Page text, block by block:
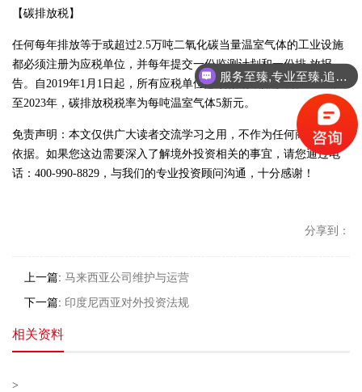
【碳排放税】
任何每年排放等于或超过2.5万吨二氧化碳当量温室气体的工业设施
都必须注册为应税单位，并每年提交一份监测计划和一份排 放报
告。自2019年1月1日起，所有应税单位必须缴纳碳排放税。2019年
至2023年，碳排放税税率为每吨温室气体5新元。
免责声明：本文仅供广大读者交流学习之用，不作为任何商业投资
依据。如果您这边需要深入了解境外投资相关的事宜，请您通过电
话：400-990-8829，与我们的专业投资顾问沟通，十分感谢！
分享到：
上一篇: 马来西亚公司维护与运营
下一篇: 印度尼西亚​对外投资法规
相关资料
>